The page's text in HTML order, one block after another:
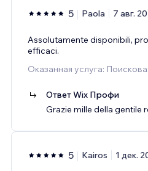
5 Paola 7 авг.
Assolutamente disponibili,
efficaci.
Оказанная услуга:
Ответ Wix Профи
Grazie mille della gentile
5 Kairos 1 дек.